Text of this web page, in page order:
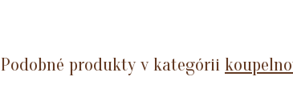
Podobné produkty v kategórii